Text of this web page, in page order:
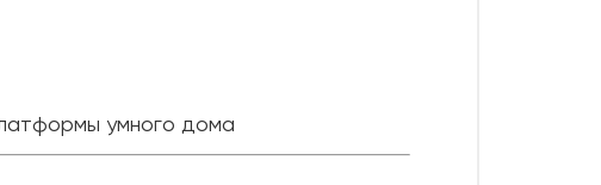
умного дома